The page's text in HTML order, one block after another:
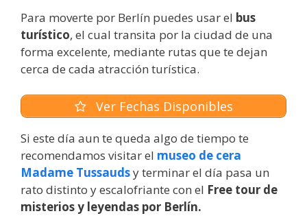
Para moverte por Berlín puedes usar el bus
turístico, el cual transita por la ciudad de una
forma excelente, mediante rutas que te dejan
cerca de cada atracción turística.
Ver Fechas Disponibles
Si este día aun te queda algo de tiempo te
recomendamos visitar el museo de cera
Madame Tussaudsy terminar el día pasa un
rato distinto y escalofriante con el Free tour de
misterios y leyendas por Berlín.